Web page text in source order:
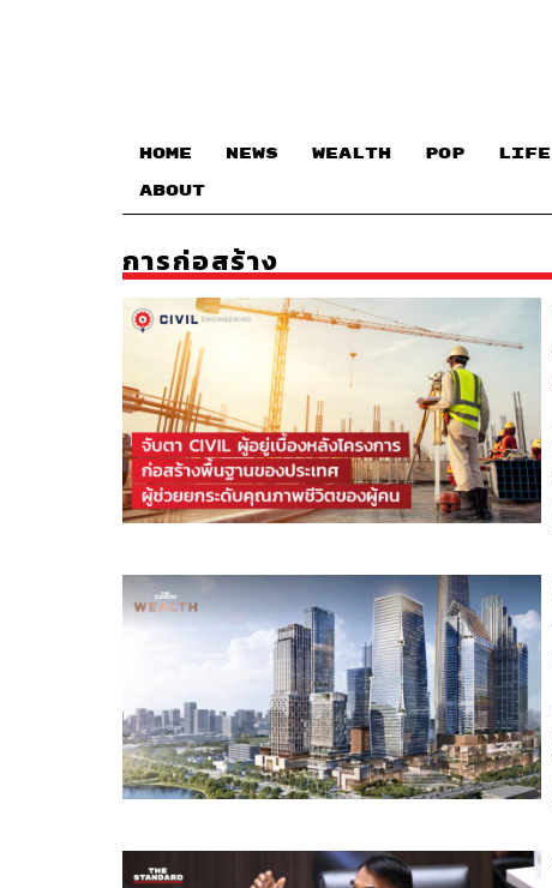
HOME NEWS WEALTH POP LIFE
ABOUT
การก่อสร้าง